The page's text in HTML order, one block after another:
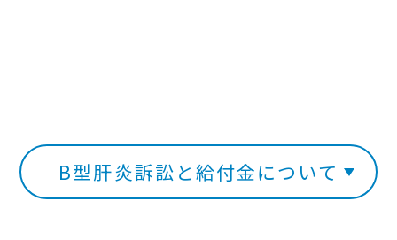
B型肝炎訴訟と給付金について